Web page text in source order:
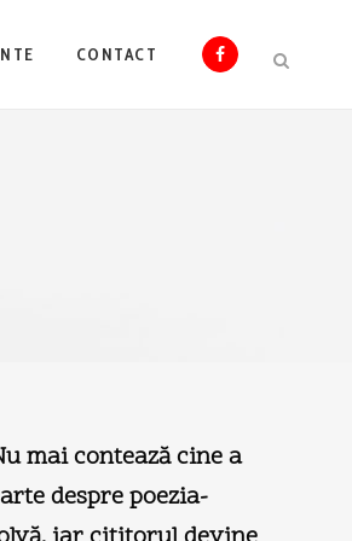
CONTACT
mai contează cine a
despre poezia-